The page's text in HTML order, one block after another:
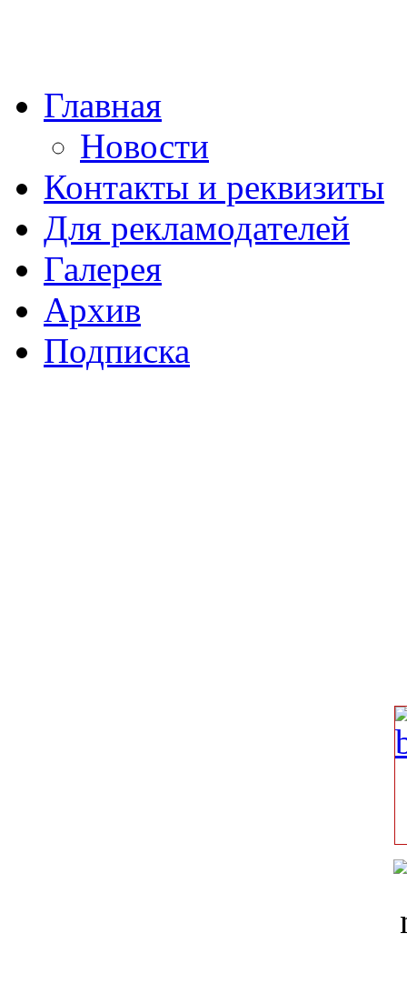
Главная
Новости
Контакты и реквизиты
Для рекламодателей
Галерея
Архив
Подписка